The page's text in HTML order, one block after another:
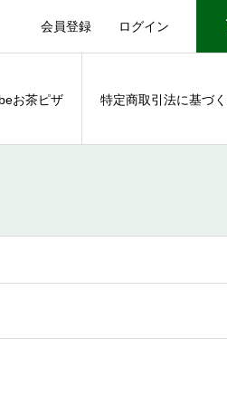
会員登録 ログイン
お茶ピザ 特定商取引法に基づ